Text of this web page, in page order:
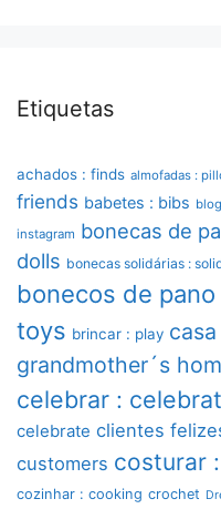
Etiquetas
achados : finds almofadas :
friends babetes : bibs
instagram bonecas de
dolls bonecas solidárias :
bonecos de
toys brincar : play
grandmother´s
celebrar :
celebrate clientes
customers costurar
cozinhar : cooking crochet